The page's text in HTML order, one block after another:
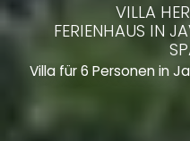
VILLA
FERIENHAUS IN
Villa für 6 Personen in